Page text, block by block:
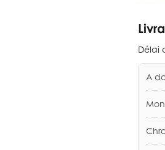
Délai
A